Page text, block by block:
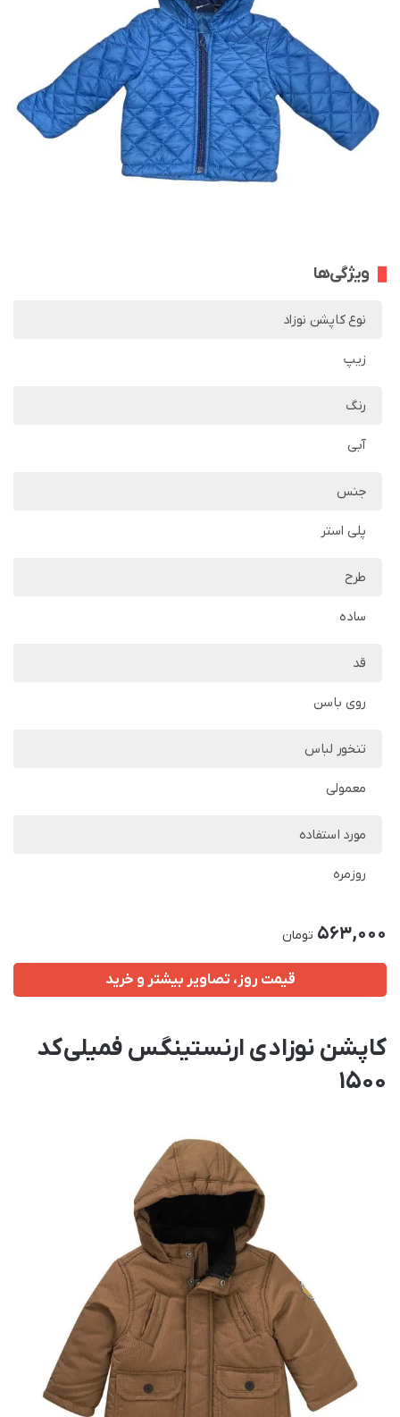
ویژگی‌ها
نوع کاپشن نوزاد
زیپ
رنگ
آبی
جنس
پلی استر
طرح
ساده
قد
روی باسن
تنخور لباس
معمولی
مورد استفاده
روزمره
563,000 تومان
قیمت روز، تصاویر بیشتر و خرید
کاپشن نوزادی ارنستینگس فمیلی کد
1500